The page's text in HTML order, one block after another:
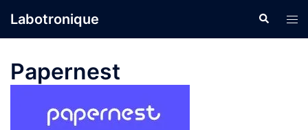
auLabotronique
le
Papernest